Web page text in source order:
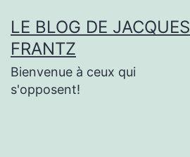
au
contenu
LE BLOG DE JACQUES
FRANTZ
Bienvenue à ceux qui
s'opposent!